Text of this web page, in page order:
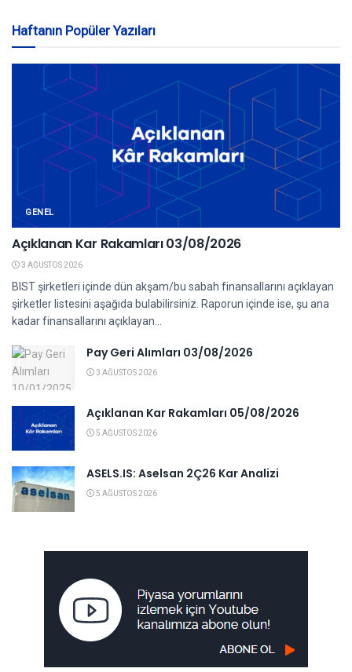
Haftanın Popüler Yazıları
GENEL
Açıklanan Kar Rakamları 03/08/2026
3 AĞUSTOS 2026
BIST şirketleri içinde dün akşam/bu sabah finansallarını açıklayan
şirketler listesini aşağıda bulabilirsiniz. Raporun içinde ise, şu ana
kadar finansallarını açıklayan...
Pay Geri Alımları 03/08/2026
3 AĞUSTOS 2026
Açıklanan Kar Rakamları 05/08/2026
5 AĞUSTOS 2026
ASELS.IS: Aselsan 2Ç26 Kar Analizi
5 AĞUSTOS 2026